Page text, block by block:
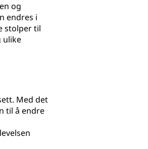
og
endres i
stolper til
ulike
Med det
til å endre